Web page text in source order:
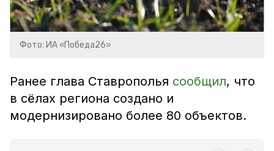
Фото: ИА «Победа26»
Ранее глава Ставрополья сообщил, что
в сёлах региона создано и
модернизировано более 80 объектов.